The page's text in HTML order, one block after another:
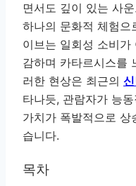
면서도 깊이 있는 사
하나의 문화적 체험으
이브는 일회성 소비
감하며 카타르시스를
러한 현상은 최근의
타나듯, 관람자가 능
가치가 폭발적으로 상
습니다.
목차